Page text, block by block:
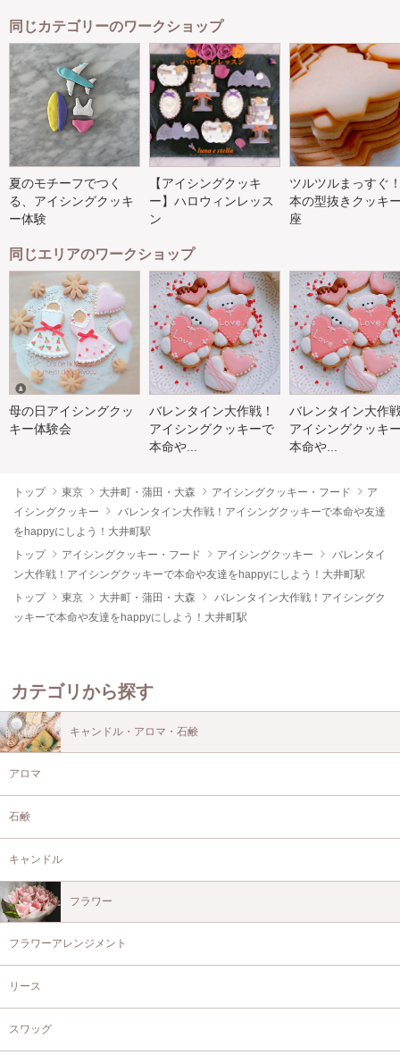
同じカテゴリーのワークショップ
夏のモチーフでつく
る、アイシングクッキ
ー体験
【アイシングクッキ
ー】ハロウィンレッス
ン
ツルツルまっすぐ
本の型抜きクッキ
座
同じエリアのワークショップ
母の日アイシングクッ
キー体験会
バレンタイン大作戦！
アイシングクッキーで
本命や...
バレンタイン大作
アイシングクッキ
本命や...
トップ 東京 大井町・蒲田・大森 アイシングクッキー・フード
ア
イシングクッキー
バレンタイン大作戦！アイシングクッキーで本命や友達
をhappyにしよう！大井町駅
トップ
アイシングクッキー・フード アイシングクッキー
バレンタイ
ン大作戦！アイシングクッキーで本命や友達をhappyにしよう！大井町駅
トップ
東京 大井町・蒲田・大森
バレンタイン大作戦！アイシングク
ッキーで本命や友達をhappyにしよう！大井町駅
カテゴリから探す
キャンドル・アロマ・石鹸
アロマ
石鹸
キャンドル
フラワー
フラワーアレンジメント
リース
スワッグ